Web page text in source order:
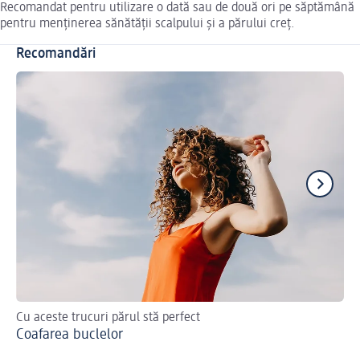
Recomandat pentru utilizare o dată sau de două ori pe săptămână
pentru menținerea sănătății scalpului și a părului creț.
Recomandări
Cu aceste trucuri părul stă perfect
Coafarea buclelor